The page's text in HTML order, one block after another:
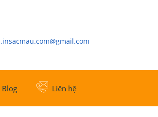
Blog Liên hệ